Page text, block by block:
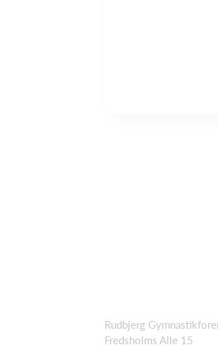
Rudbjerg
Fredsholms Alle 15